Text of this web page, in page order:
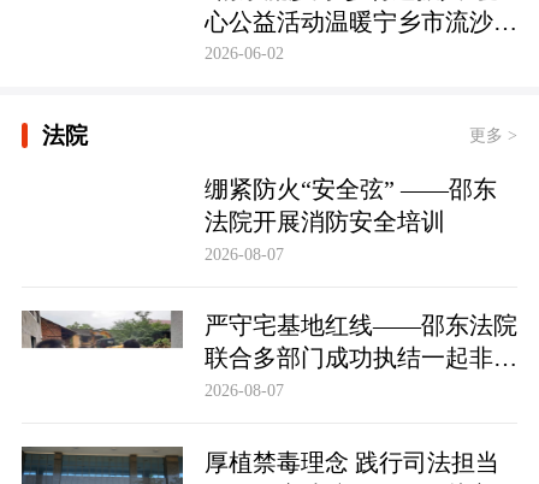
心公益活动温暖宁乡市流沙河
镇
2026-06-02
法院 更多 >
绷紧防火“安全弦” ——邵东
法院开展消防安全培训
2026-08-07
严守宅基地红线——邵东法院
联合多部门成功执结一起非法
占用宅基地行政处罚案
2026-08-07
厚植禁毒理念 践行司法担当